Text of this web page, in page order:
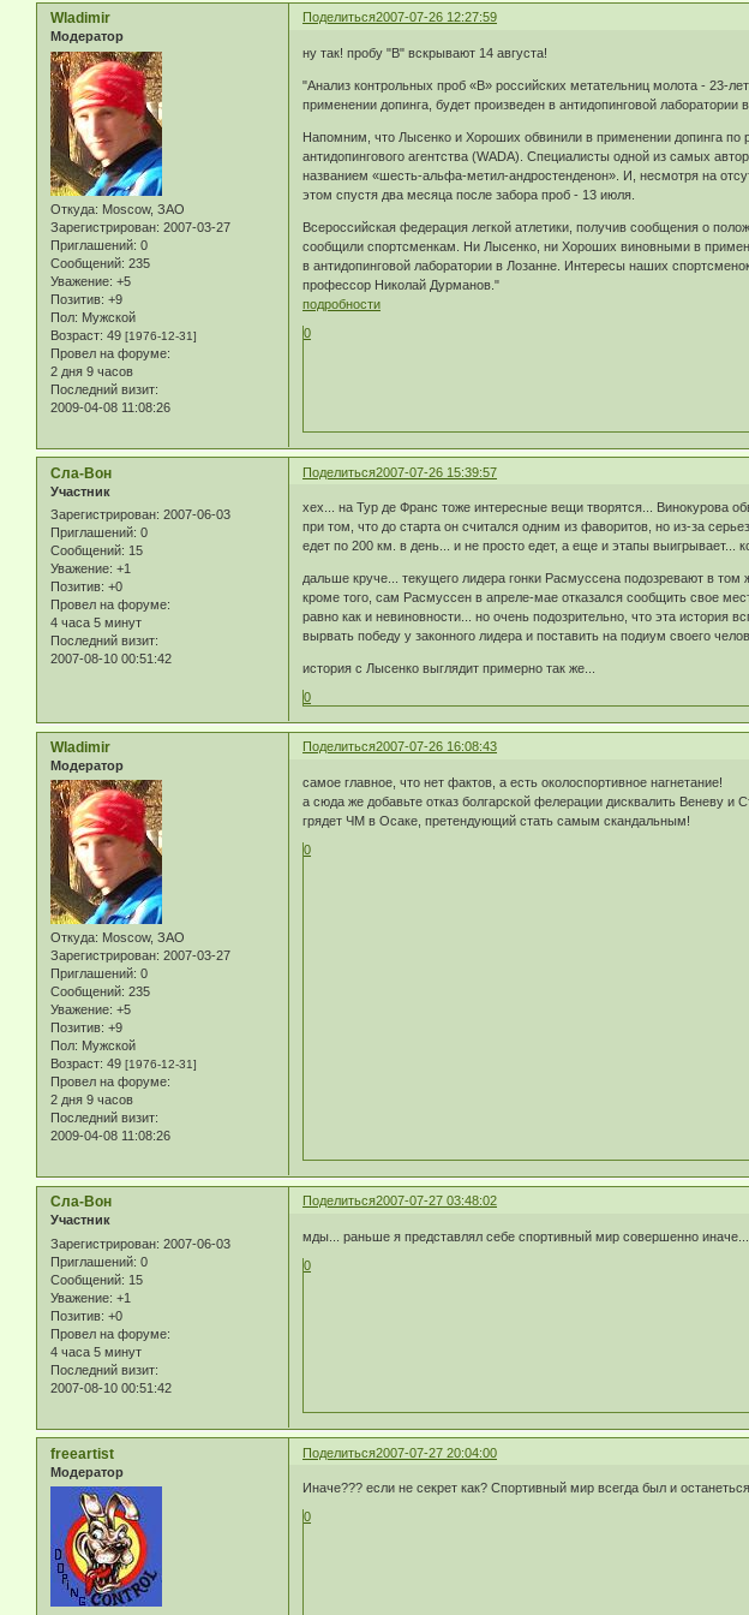
Поделиться2007-07-26 12:27:59
Wladimir
Модератор
Откуда: Moscow, ЗАО
Зарегистрирован: 2007-03-27
Приглашений: 0
Сообщений: 235
Уважение: +5
Позитив: +9
Пол: Мужской
Возраст: 49 [1976-12-31]
Провел на форуме:
2 дня 9 часов
Последний визит:
2009-04-08 11:08:26
ну так! пробу "В" вскрывают 14 августа!
"Анализ контрольных проб «В» российских метательниц молота - 23-
применении допинга, будет произведен в антидопинговой лаборатории
Напомним, что Лысенко и Хороших обвинили в применении допинга по
антидопингового агентства (WADA). Специалисты одной из самых
названием «шесть-альфа-метил-андростенденон». И, несмотря на
этом спустя два месяца после забора проб - 13 июля.
Всероссийская федерация легкой атлетики, получив сообщения о
сообщили спортсменкам. Ни Лысенко, ни Хороших виновными в
в антидопинговой лаборатории в Лозанне. Интересы наших
профессор Николай Дурманов."
подробности
0
Поделиться2007-07-26 15:39:57
Сла-Вон
Участник
Зарегистрирован: 2007-06-03
Приглашений: 0
Сообщений: 15
Уважение: +1
Позитив: +0
Провел на форуме:
4 часа 5 минут
Последний визит:
2007-08-10 00:51:42
хех... на Тур де Франс тоже интересные вещи творятся... Винокурова
при том, что до старта он считался одним из фаворитов, но из-за
едет по 200 км. в день... и не просто едет, а еще и этапы выигрывает...
дальше круче... текущего лидера гонки Расмуссена подозревают в
кроме того, сам Расмуссен в апреле-мае отказался сообщить свое
равно как и невиновности... но очень подозрительно, что эта история
вырвать победу у законного лидера и поставить на подиум своего
история с Лысенко выглядит примерно так же...
0
Поделиться2007-07-26 16:08:43
Wladimir
Модератор
Откуда: Moscow, ЗАО
Зарегистрирован: 2007-03-27
Приглашений: 0
Сообщений: 235
Уважение: +5
Позитив: +9
Пол: Мужской
Возраст: 49 [1976-12-31]
Провел на форуме:
2 дня 9 часов
Последний визит:
2009-04-08 11:08:26
самое главное, что нет фактов, а есть околоспортивное нагнетание!
а сюда же добавьте отказ болгарской фелерации дисквалить Веневу
грядет ЧМ в Осаке, претендующий стать самым скандальным!
0
Поделиться2007-07-27 03:48:02
Сла-Вон
Участник
Зарегистрирован: 2007-06-03
Приглашений: 0
Сообщений: 15
Уважение: +1
Позитив: +0
Провел на форуме:
4 часа 5 минут
Последний визит:
2007-08-10 00:51:42
мды... раньше я представлял себе спортивный мир совершенно иначе...
0
Поделиться2007-07-27 20:04:00
freeartist
Модератор
Иначе??? если не секрет как? Спортивный мир всегда был и
0